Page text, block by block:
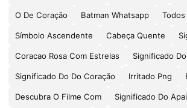
O De Coração Batman Whatsapp
Símbolo Ascendente Cabeça Quente
Coracao Rosa Com Estrelas Significado
Significado Do Do Coração Irritado Png
Descubra O Filme Com Significado Do